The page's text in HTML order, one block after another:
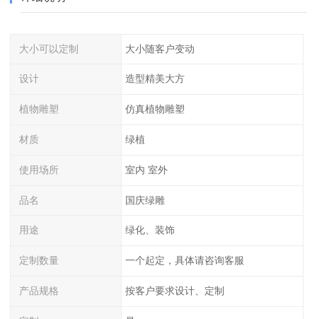
大小可以定制 大小随客户变动
设计 造型精美大方
植物雕塑 仿真植物雕塑
材质 绿植
使用场所 室内 室外
品名 国庆绿雕
用途 绿化、装饰
定制数量 一个起定，具体请咨询客服
产品规格 按客户要求设计、定制